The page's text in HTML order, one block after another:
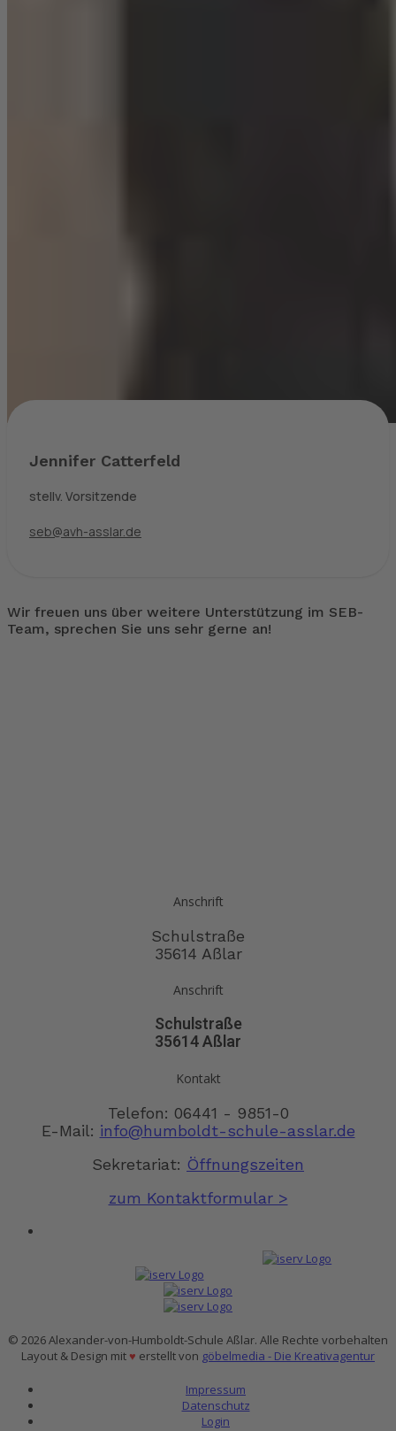
Jennifer Catterfeld
stellv. Vorsitzende
seb@avh-asslar.de
Wir freuen uns über weitere Unterstützung im SEB-
Team, sprechen Sie uns sehr gerne an!
Anschrift
Schulstraße
35614 Aßlar
Anschrift
Schulstraße
35614 Aßlar
Kontakt
Telefon: 06441 - 9851-0
E-Mail: info@humboldt-schule-asslar.de
Sekretariat: Öffnungszeiten
zum Kontaktformular >
© 2026 Alexander-von-Humboldt-Schule Aßlar. Alle Rechte vorbehalten
Layout & Design mit♥ erstellt von göbelmedia - Die Kreativagentur
Impressum
Datenschutz
Login